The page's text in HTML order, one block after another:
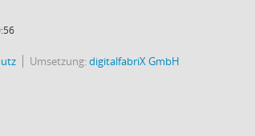
Umsetzung:digitalfabriX GmbH